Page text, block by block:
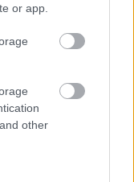
or app.
other
την
να